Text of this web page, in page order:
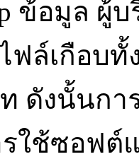
ข้อมูล ผู้
ไฟล์เกือ
ดังนั้นก
ใช้ซอฟต์